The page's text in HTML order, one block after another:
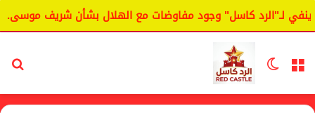
لـ"الرد كاسل" وجود مفاوضات مع الهلال بشأن شريف موسى.
القائمة الوضع المظلم